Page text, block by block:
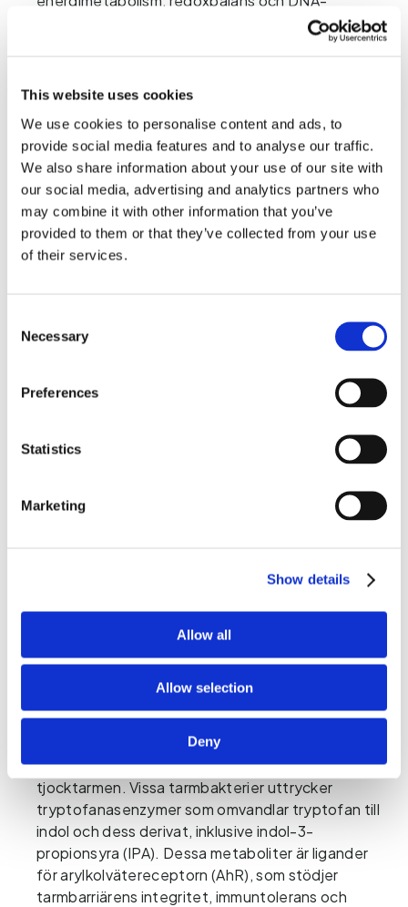
This website uses cookies
We use cookies to personalise content and ads, to
provide social media features and to analyse our traffic.
We also share information about your use of our site with
our social media, advertising and analytics partners who
may combine it with other information that you’ve
provided to them or that they’ve collected from your use
of their services.
Selection
Necessary
Preferences
Statistics
Marketing
Show details
Allow all
Allow selection
Deny
uppstå. Under gynnsamma förhållanden gynnar
fördelaktiga metaboliter som kynurensyra (KYNA),
samtidigt som den stöder effektiv NAD+ syntes.
När balansen förändras – på grund av
enzymflaskhalsar, oxidativ stress,
mikronäringsbrist eller långvarig immunaktivering –
blir ämnesomsättningen snedvriden mot
intermediärer som kinolinsyra (QA) och 3-
QA verkar på NMDA-receptorer och kan förstärka
excitatorisk signalering i hjärnan.
lipidperoxidation.
änden av vägen kan resultera i relativ NAD+-
utarmning, vilket utmanar mitokondriell
motståndskraft.
Serotoninvägenomvandlar tryptofan till
serotonin (5-HT). Även om den bara använder 1–
2 % tryptofan spelar den en viktig roll för att
reglera humör, tarmmotilitet och dygnsrytm.
matsmältningsfunktion och sömnkvalitet.
Indolvägendrivs av mikrobiell metabolism i
tjocktarmen. Vissa tarmbakterier uttrycker
tryptofanasenzymer som omvandlar tryptofan till
indol och dess derivat, inklusive indol-3-
propionsyra (IPA). Dessa metaboliter är ligander
för arylkolvätereceptorn (AhR), som stödjer
tarmbarriärens integritet, immuntolerans och